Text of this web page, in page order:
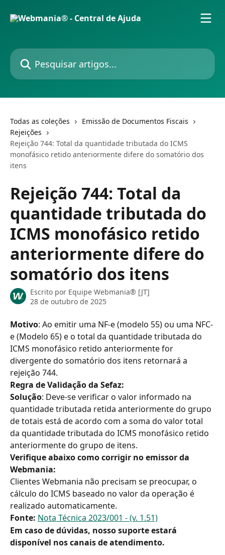
Pesquisar artigos...
Todas as coleções
Emissão de Documentos Fiscais
Rejeições
Rejeição 744: Total da quantidade tributada do ICMS
monofásico retido anteriormente difere do somatório dos
itens
Rejeição 744: Total da
quantidade tributada do
ICMS monofásico retido
anteriormente difere do
somatório dos itens
Escrito por Equipe Webmania® [JT]
28 de outubro de 2025
Motivo: Ao emitir uma NF-e (modelo 55) ou uma NFC-
e (Modelo 65) e o total da quantidade tributada do
ICMS monofásico retido anteriormente for
divergente do somatório dos itens retornará a
rejeição 744.
Regra de Validação da Sefaz:
Solução: Deve-se verificar o valor informado na
quantidade tributada retida anteriormente do grupo
de totais está de acordo com a soma do valor total
da quantidade tributada do ICMS monofásico retido
anteriormente do grupo de itens.
Verifique abaixo como corrigir no emissor da
Webmania:
Clientes Webmania não precisam se preocupar, o
cálculo do ICMS baseado no valor da operação é
realizado automaticamente.
Fonte: Nota Técnica 2023/001 - (v. 1.51)
Em caso de dúvidas, nosso suporte estará
disponível nos canais de atendimento.